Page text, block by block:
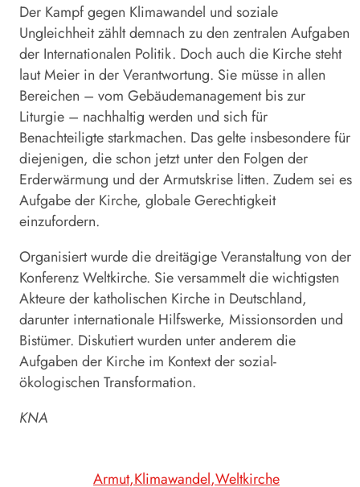
Der Kampf gegen Klimawandel und soziale
Ungleichheit zählt demnach zu den zentralen Aufgaben
der Internationalen Politik. Doch auch die Kirche steht
laut Meier in der Verantwortung. Sie müsse in allen
Bereichen – vom Gebäudemanagement bis zur
Liturgie – nachhaltig werden und sich für
Benachteiligte starkmachen. Das gelte insbesondere für
diejenigen, die schon jetzt unter den Folgen der
Erderwärmung und der Armutskrise litten. Zudem sei es
Aufgabe der Kirche, globale Gerechtigkeit
einzufordern.
Organisiert wurde die dreitägige Veranstaltung von der
Konferenz Weltkirche. Sie versammelt die wichtigsten
Akteure der katholischen Kirche in Deutschland,
darunter internationale Hilfswerke, Missionsorden und
Bistümer. Diskutiert wurden unter anderem die
Aufgaben der Kirche im Kontext der sozial-
ökologischen Transformation.
KNA
Armut Klimawandel Weltkirche